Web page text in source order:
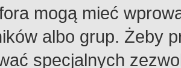
mogą mieć
albo grup. Żeby
specjalnych